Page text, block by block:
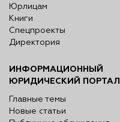
Юрлицам
Книги
Спецпроекты
Директория
ИНФОРМАЦИОННЫЙ
ЮРИДИЧЕСКИЙ ПОРТАЛ
Главные темы
Новые статьи